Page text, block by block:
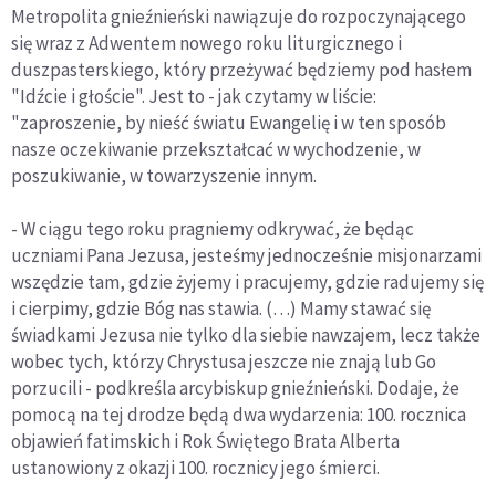
Metropolita gnieźnieński nawiązuje do rozpoczynającego
się wraz z Adwentem nowego roku liturgicznego i
duszpasterskiego, który przeżywać będziemy pod hasłem
"Idźcie i głoście". Jest to - jak czytamy w liście:
"zaproszenie, by nieść światu Ewangelię i w ten sposób
nasze oczekiwanie przekształcać w wychodzenie, w
poszukiwanie, w towarzyszenie innym.
- W ciągu tego roku pragniemy odkrywać, że będąc
uczniami Pana Jezusa, jesteśmy jednocześnie misjonarzami
wszędzie tam, gdzie żyjemy i pracujemy, gdzie radujemy się
i cierpimy, gdzie Bóg nas stawia. (…) Mamy stawać się
świadkami Jezusa nie tylko dla siebie nawzajem, lecz także
wobec tych, którzy Chrystusa jeszcze nie znają lub Go
porzucili - podkreśla arcybiskup gnieźnieński. Dodaje, że
pomocą na tej drodze będą dwa wydarzenia: 100. rocznica
objawień fatimskich i Rok Świętego Brata Alberta
ustanowiony z okazji 100. rocznicy jego śmierci.